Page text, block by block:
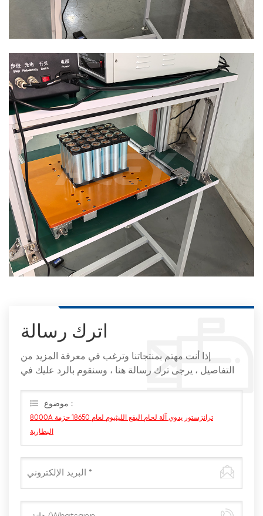
اترك رسالة
إذا أنت مهتم بمنتجاتنا وترغب في معرفة المزيد من
التفاصيل ، يرجى ترك رسالة هنا ، وسنقوم بالرد عليك في
موضوع :
8000A ترانزستور يدوي آلة لحام البقع الليثيوم لعام 18650 حزمة
البطارية